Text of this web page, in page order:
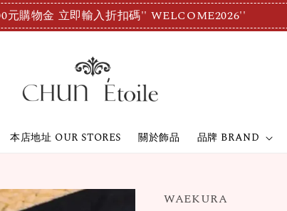
元購物金 立即輸入折扣碼'' WELCOME2026''
本店地址 OUR STORES 關於飾品 品牌 BRAND
WAEKURA